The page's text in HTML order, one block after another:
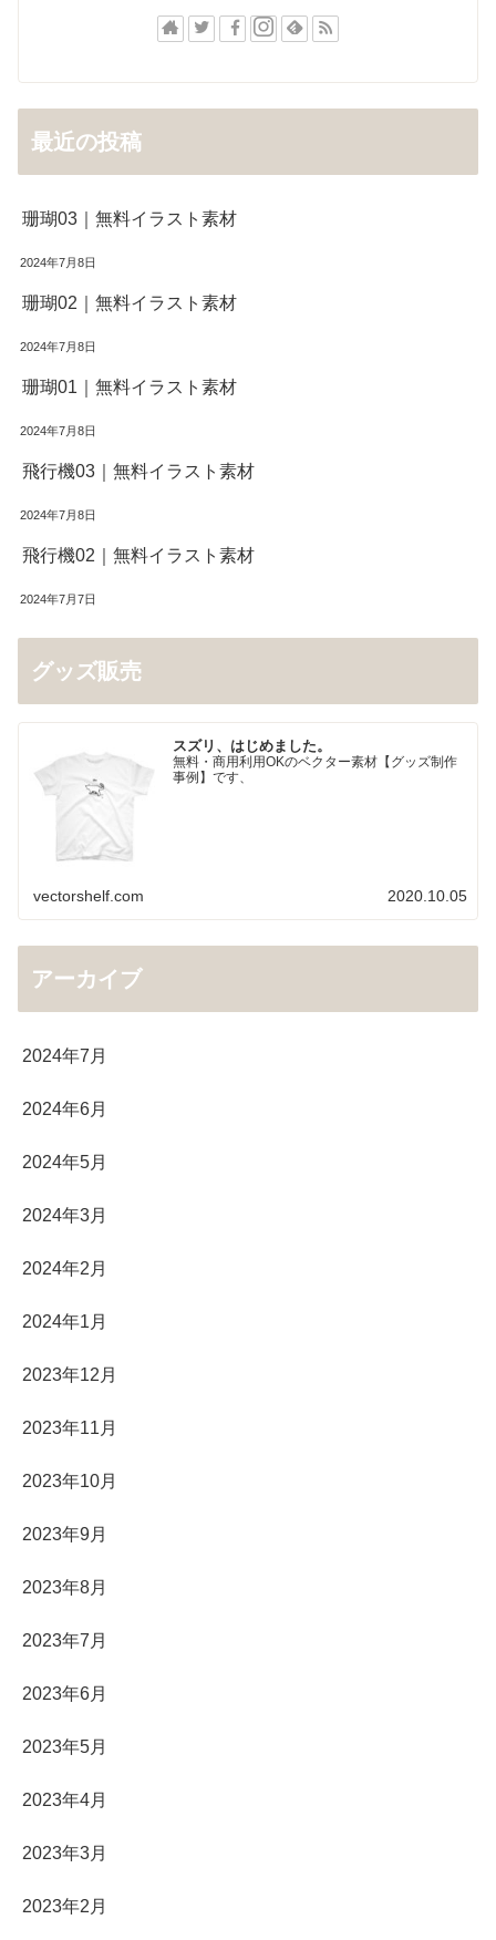
最近の投稿
珊瑚03｜無料イラスト素材
2024年7月8日
珊瑚02｜無料イラスト素材
2024年7月8日
珊瑚01｜無料イラスト素材
2024年7月8日
飛行機03｜無料イラスト素材
2024年7月8日
飛行機02｜無料イラスト素材
2024年7月7日
グッズ販売
スズリ、はじめました。
無料・商用利用OKのベクター素材【グッズ制作
事例】です、
vectorshelf.com 2020.10.05
アーカイブ
2024年7月
2024年6月
2024年5月
2024年3月
2024年2月
2024年1月
2023年12月
2023年11月
2023年10月
2023年9月
2023年8月
2023年7月
2023年6月
2023年5月
2023年4月
2023年3月
2023年2月